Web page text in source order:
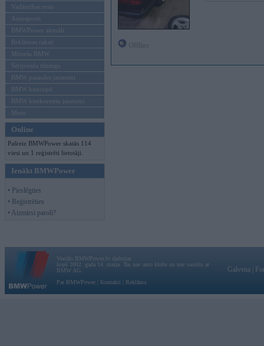
Vadāmības tests
Autosports
BMWPower aktuāli
Reklāmas raksti
Mēneša BMW
Sērijveida tūnings
BMW pasaules jaunumi
BMW koncepti
BMW konkurentu jaunumi
Moto
Online
Pašreiz BMWPower skatās 114
viesi un 1 reģistrēti lietotāji.
Ienākt BMWPower
• Pieslēgties
• Reģistrēties
• Aizmirsi paroli?
Vortāls BMWPower.lv darbojas
kopš 2002. gada 14. maija. Tas nav auto klubs un nav saistīts ar
BMW AG.
Par BMWPower
Kontakti Reklāma
Galvena